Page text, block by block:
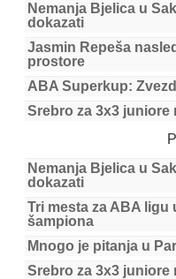
Nemanja Bjelica u
dokazati
Jasmin Repeša
prostore
ABA Superkup:
Srebro za 3x3
Nemanja Bjelica u
dokazati
Tri mesta za ABA ligu
šampiona
Mnogo je pitanja u
Srebro za 3x3